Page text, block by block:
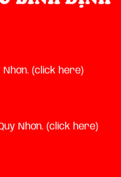
Nhơn. (click here)
Nhơn. (click here)